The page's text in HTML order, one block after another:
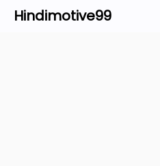
SkipHindimotive99